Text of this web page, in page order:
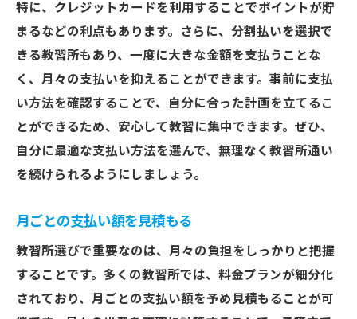
特に、クレジットカードを利用することでポイントが貯
まるなどの利点もあります。さらに、分割払いを選択で
きる教習所もあり、一度に大きな金額を支払うことな
く、月々の支払いを抑えることができます。事前に支払
い方法を確認することで、自分に合った計画を立てるこ
とができるため、安心して教習に集中できます。ぜひ、
自分に最適な支払い方法を選んで、無理なく教習所通い
を続けられるようにしましょう。
月ごとの支払い額を見積もる
教習所選びで重要なのは、月々の負担をしっかりと把握
することです。多くの教習所では、料金プランが細分化
されており、月ごとの支払い額を予め見積もることが可